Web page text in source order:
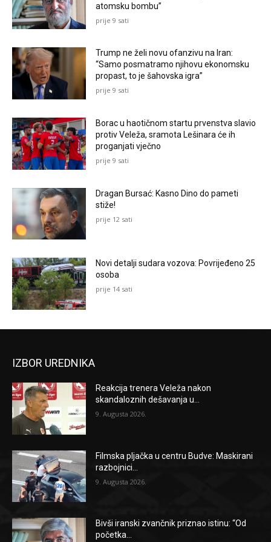
atomsku bombu”
prije 9 sati
Trump ne želi novu ofanzivu na Iran:
“Samo posmatramo njihovu ekonomsku
propast, to je šahovska igra”
prije 9 sati
Borac u haotičnom startu prvenstva slavio
protiv Veleža, sramota Lešinara će ih
proganjati vječno
prije 9 sati
Dragan Bursać: Kasno Dino do pameti
stiže!
prije 12 sati
Novi detalji sudara vozova: Povrijeđeno 25
osoba
prije 14 sati
IZBOR UREDNIKA
Reakcija trenera Veleža nakon
skandaloznih dešavanja u...
9. Augusta 2026.
Filmska pljačka u centru Budve: Maskirani
razbojnici...
9. Augusta 2026.
Bivši iranski zvančnik priznao istinu: “Od
početka...